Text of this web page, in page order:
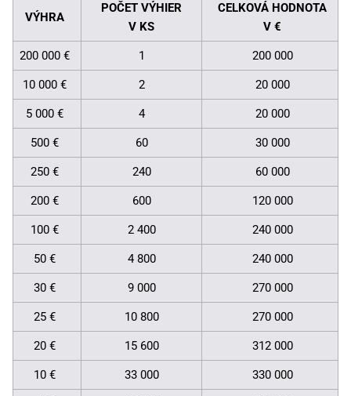
VÝHRA
POČET VÝHIER
V KS
CELKOVÁ HODNOTA
V €
200 000 € 1 200 000
10 000 € 2 20 000
5 000 € 4 20 000
500 € 60 30 000
250 € 240 60 000
200 € 600 120 000
100 € 2 400 240 000
50 € 4 800 240 000
30 € 9 000 270 000
25 € 10 800 270 000
20 € 15 600 312 000
10 € 33 000 330 000